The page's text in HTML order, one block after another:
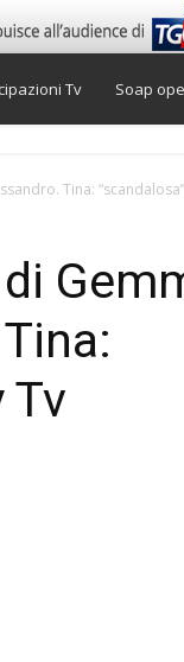
Tv Soap
Tina:
Tv